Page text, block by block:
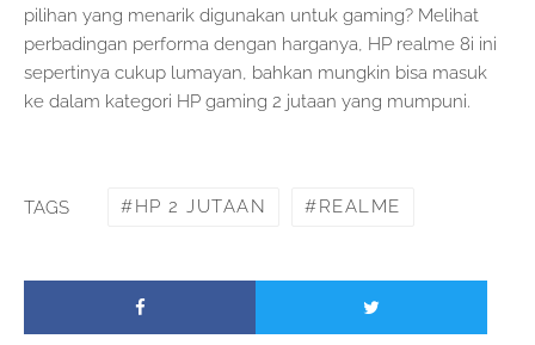
pilihan yang menarik digunakan untuk gaming? Melihat
perbadingan performa dengan harganya, HP realme 8i ini
sepertinya cukup lumayan, bahkan mungkin bisa masuk
ke dalam kategori HP gaming 2 jutaan yang mumpuni.
TAGS HP 2 JUTAAN REALME